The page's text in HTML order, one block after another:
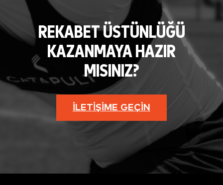
REKABET ÜSTÜNLÜĞÜ
KAZANMAYA HAZIR
MISINIZ?
İLETIŞIME GEÇIN